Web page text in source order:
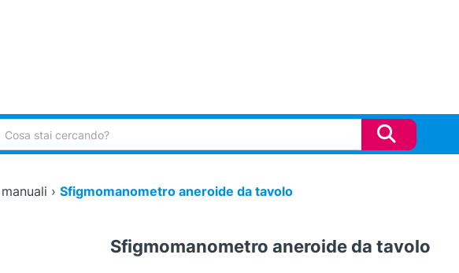
› Sfigmomanometro aneroide da tavolo
Sfigmomanometro aneroide da tavolo